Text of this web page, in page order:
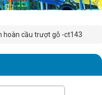
hoàn cầu trượt gỗ -ct143